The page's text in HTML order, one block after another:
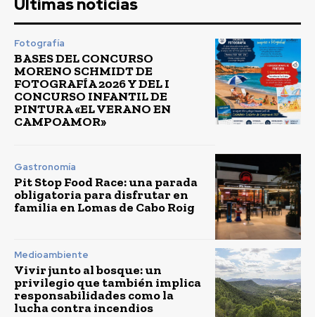
Últimas noticias
Fotografía
BASES DEL CONCURSO
MORENO SCHMIDT DE
FOTOGRAFÍA 2026 Y DEL I
CONCURSO INFANTIL DE
PINTURA «EL VERANO EN
CAMPOAMOR»
Gastronomía
Pit Stop Food Race: una parada
obligatoria para disfrutar en
familia en Lomas de Cabo Roig
Medioambiente
Vivir junto al bosque: un
privilegio que también implica
responsabilidades como la
lucha contra incendios